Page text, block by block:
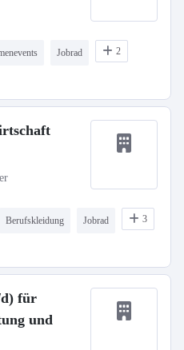
Jobrad 2
Berufskleidung Jobrad 3
für
und